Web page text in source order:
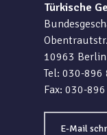
Türkische
10963 Berlin
Tel: 030-896
Fax: 030-
E-Mail